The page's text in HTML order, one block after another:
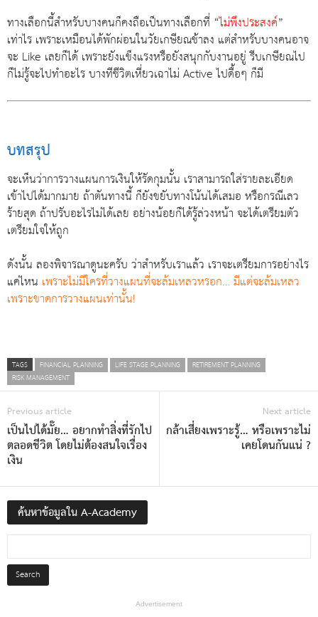
ทางเลือกนี้สำหรับบางคนก็คงถือเป็นทางเลือกที่ “ไม่พึงประสงค์”
เท่าไร เพราะเหมือนได้พักผ่อนในวัยเกษียณช้าลง แต่สำหรับบางคนอาจ
จะ Like เลยก็ได้ เพราะยังแข็งแรงหรือยังสนุกกับงานอยู่ รีบเกษียณไป
ก็ไม่รู้จะไปทำอะไร บางทีชีวิตเหี่ยวเฉาไม่ Active ไปดื้อๆ ก็มี
บทสรุป
จะเห็นว่าการวางแผนการเงินให้รัดกุมนั้น เราสามารถใส่รายละเอียด
เข้าไปได้มากมาย ถ้าตันทางนี้ ก็ยังขยับทางโน้นได้เสมอ หรือกรณีเลว
ร้ายสุด ถ้าปรับอะไรไม่ได้เลย อย่างน้อยก็ได้รู้ล่วงหน้า จะได้เตรียมตัว
เตรียมใจให้ถูก
ดังนั้น ลองพิจารณาดูนะครับ ว่าสำหรับเราแล้ว เราจะเตรียมการอย่างไร
แค่ไหน เพราะไม่มีใครที่วางแผนที่จะล้มเหลวหรอก… มีแต่จะล้มเหลว
เพราะขาดการวางแผนเท่านั้น!
TAGS FINANCIAL PLANNING LIFE STAGE PLANNING
RETIREMENT PLANNING
RISK MANAGEMENT
Previous article
เป็นไปได้มั๊ย… อยากทำสิ่งที่รักไป
ตลอดชีวิต โดยไม่ต้องสนใจเรื่อง
เงิน
Next article
กล้าเสี่ยงเพราะรู้… หรือเพราะไม่
เคยโดนกันแน่ ?
ค้นหาข้อมูลใน A-Academy
Advertisement